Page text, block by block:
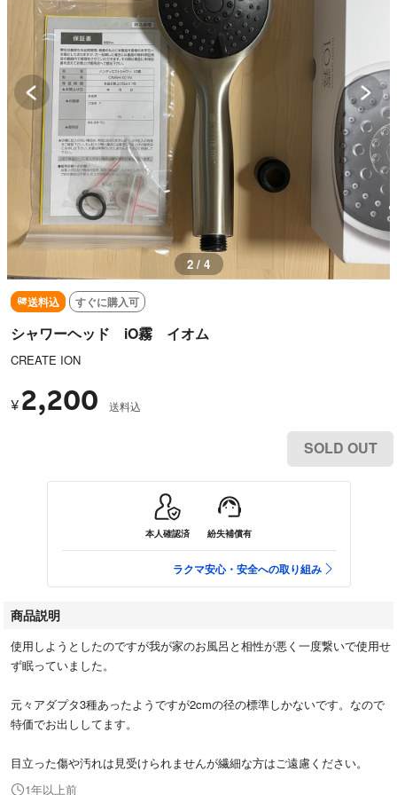
2 / 4
送料込 すぐに購入可
シャワーヘッド iO霧 イオム
CREATE ION
¥ 2,200 送料込
SOLD OUT
本人確認済 紛失補償有
ラクマ安心・安全への取り組み
商品説明
使用しようとしたのですが我が家のお風呂と相性が悪く一度繋いで使用せ
ず眠っていました。
元々アダプタ3種あったようですが2cmの径の標準しかないです。なので
特価でお出ししてます。
目立った傷や汚れは見受けられませんが繊細な方はご遠慮ください。
1年以上前